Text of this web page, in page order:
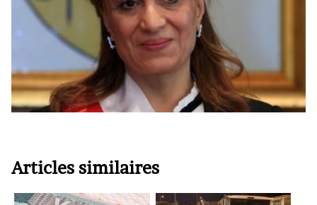
Articles similaires